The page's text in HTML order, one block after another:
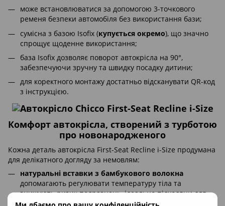
може встановлюватися за допомогою 3-точкового
ременя безпеки автомобіля без використання бази;
сумісна з базою Isofix (купується окремо), що значно
спрощує щоденне використання;
база Isofix дозволяє поворот автокрісла на 90°,
забезпечуючи зручну та швидку посадку дитини;
для коректного монтажу достатньо відсканувати QR-код
з інструкцією.
Комфорт автокрісла, створений з турботою
про новонародженого
Кожна деталь автокрісла First-Seat Recline i-Size продумана
для делікатного догляду за немовлям:
натуральні вставки з бамбукового волокна
допомагають регулювати температуру тіла та
знижують ризик подразнень, ідеально підходячи для
чутливої шкіри;